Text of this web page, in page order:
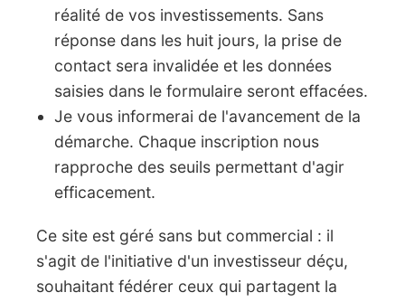
réalité de vos investissements. Sans
réponse dans les huit jours, la prise de
contact sera invalidée et les données
saisies dans le formulaire seront effacées.
Je vous informerai de l'avancement de la
démarche. Chaque inscription nous
rapproche des seuils permettant d'agir
efficacement.
Ce site est géré sans but commercial : il
s'agit de l'initiative d'un investisseur déçu,
souhaitant fédérer ceux qui partagent la